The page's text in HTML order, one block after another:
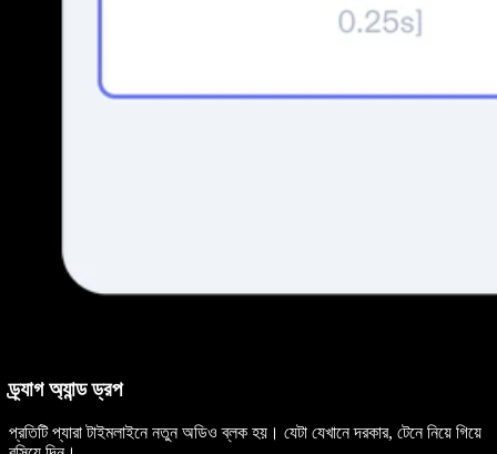
ড্র্যাগ অ্যান্ড ড্রপ
প্রতিটি প্যারা টাইমলাইনে নতুন অডিও ব্লক হয়। যেটা যেখানে দরকার, টেনে নিয়ে গিয়ে